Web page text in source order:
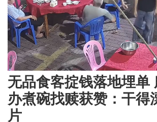
Unmute Loaded:
100.00%
无品食客掟钱落地埋单
办煮碗找赎获赞：干得
片